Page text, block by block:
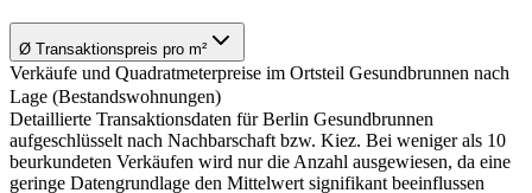
Ø Transaktionspreis pro m²
Verkäufe und Quadratmeterpreise im Ortsteil Gesundbrunnen nach
Lage (Bestandswohnungen)
Detaillierte Transaktionsdaten für Berlin Gesundbrunnen
aufgeschlüsselt nach Nachbarschaft bzw. Kiez. Bei weniger als 10
beurkundeten Verkäufen wird nur die Anzahl ausgewiesen, da eine
geringe Datengrundlage den Mittelwert signifikant beeinflussen